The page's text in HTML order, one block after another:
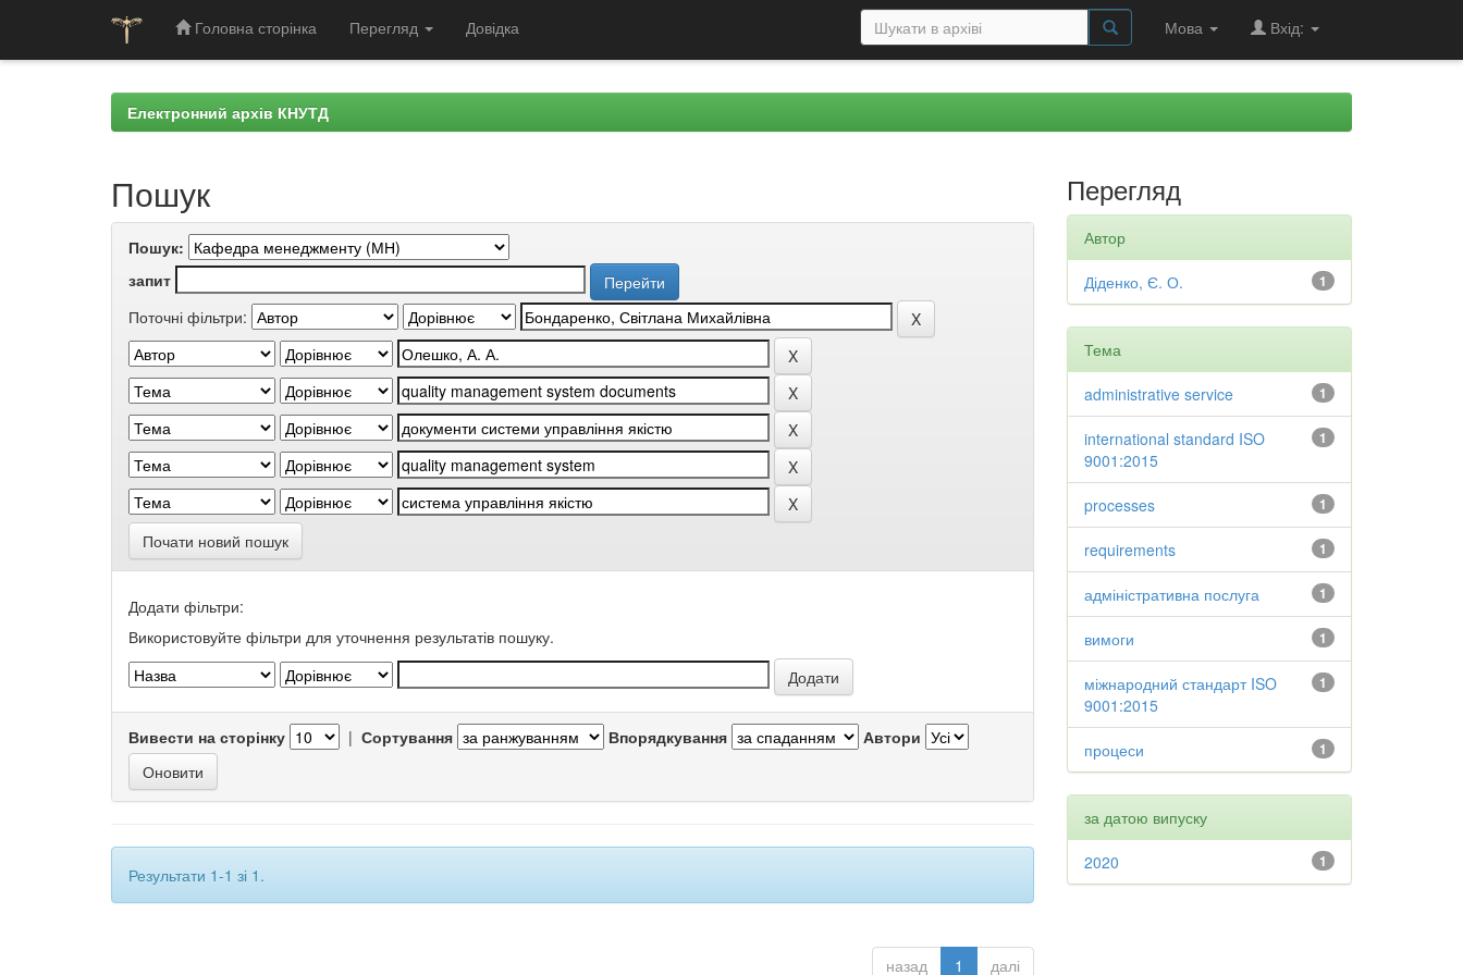
Головна сторінка Перегляд Довідка Мова Вхід:
Електронний архів КНУТД
Пошук
Пошук:
запит
Поточні фільтри:
Почати новий пошук
Додати фільтри:
Використовуйте фільтри для уточнення результатів пошуку.
Вивести на сторінку | Сортування Впорядкування Автори
Результати 1-1 зі 1.
назад 1 далі
Перегляд
Автор
1
Діденко, Є. О.
Тема
1
administrative service
1
international standard ISO
9001:2015
1
processes
1
requirements
1
адміністративна послуга
1
вимоги
1
міжнародний стандарт ISO
9001:2015
1
процеси
за датою випуску
1
2020